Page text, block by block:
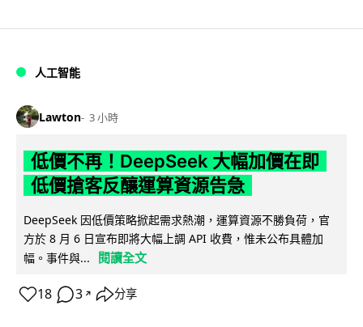
人工智能
Lawton 3 小時
低價不再！DeepSeek 大幅加價在即
低價搶客反釀運算資源告急
DeepSeek 因低價策略掀起需求熱潮，運算資源不勝負荷，官
方於 8 月 6 日宣布即將大幅上調 API 收費，惟未公布具體加
幅。事件與...
閱讀全文
18 3 ↗ 分享